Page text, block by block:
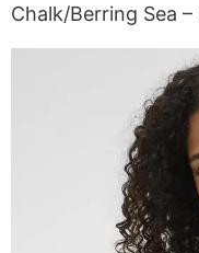
Chalk/Berring Sea